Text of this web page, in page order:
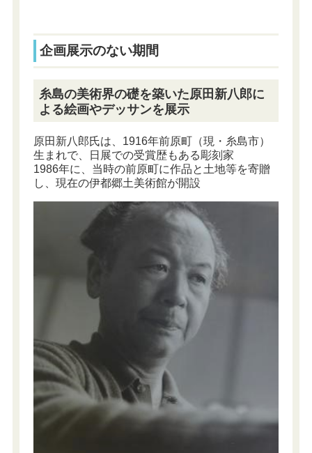
企画展示のない期間
糸島の美術界の礎を築いた原田新八郎に
よる絵画やデッサンを展示
原田新八郎氏は、1916年前原町（現・糸島市）
生まれで、日展での受賞歴もある彫刻家
1986年に、当時の前原町に作品と土地等を寄贈
し、現在の伊都郷土美術館が開設